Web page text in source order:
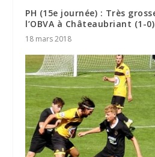
PH (15e journée) : Très
l’OBVA à Châteaubriant (1-
18 mars 2018